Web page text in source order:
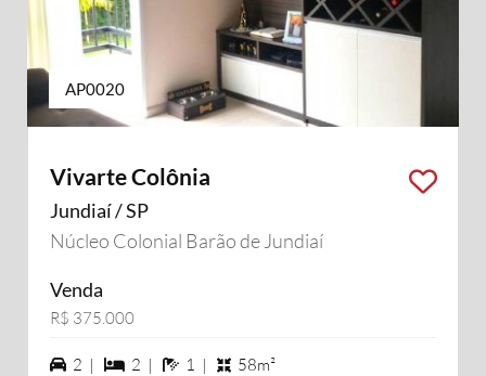
AP0020
Vivarte Colônia
Jundiaí / SP
Núcleo Colonial Barão de Jundiaí
Venda
R$ 375.000
2 vagas na garagem
2 | 2 dormiórios
2 | 1 banheiros
1 | 58m²